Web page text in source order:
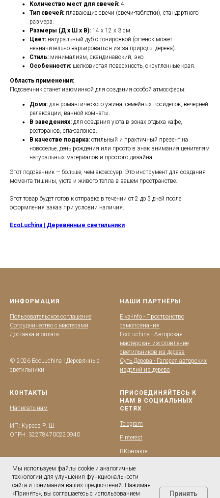
Количество мест для свечей: 4.
Тип свечей: плавающие свечи (свечи-таблетки), стандартного
размера.
Размеры (Д x Ш x В): 14 x 12 x 3 см.
Цвет: натуральный дуб с тонировкой (оттенок может
незначительно варьироваться из-за природы дерева).
Стиль: минимализм, скандинавский, эко.
Особенности: шелковистая поверхность, скругленные края.
Область применения:
Подсвечник станет изюминкой для создания особой атмосферы:
Дома: для романтического ужина, семейных посиделок, вечерней
релаксации, ванной комнаты.
В заведениях: для создания уюта в зонах отдыха кафе,
ресторанов, спа-салонов.
В качестве подарка: стильный и практичный презент на
новоселье, день рождения или просто в знак внимания ценителям
натуральных материалов и простого дизайна.
Этот подсвечник — больше, чем аксессуар. Это инструмент для создания
момента тишины, уюта и живого тепла в вашем пространстве.
Этот товар будет готов к отправке в течении от 2 до 5 дней после
оформления заказ при условии наличия.
EcoLuchina | Деревянные светильники
ИНФОРМАЦИЯ
Пользовательское соглашение
Сотрудничество с мастерами
Доставка и оплата
© 2026 EcoLuchina | Деревянные
светильники
НАШИ ПАРТНЁРЫ
Eiva-Info - Пространство
самопознания
EcoLuchina - Авторская
мастерская изготовление
светильников из дерева
Суть Дерева - Галерея авторских
изделий из дерева
КОНТАКТЫ
Написать нам
ИП: Кураев Р. Ш.
ОГРН: 322784700220940
ПРИСОЕДИНЯЙТЕСЬ К
НАМ В СОЦИАЛЬНЫХ
СЕТЯХ
Telegram
Pinterest
BKонтакте
Мы используем файлы cookie и аналогичные
технологии для улучшения функциональности
сайта и понимания ваших предпочтений. Нажимая
«Принять», вы соглашаетесь с использованием
Принять